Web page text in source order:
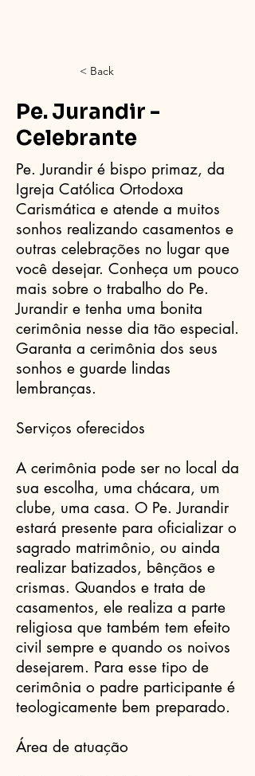
< Back
Pe. Jurandir -
Celebrante
Pe. Jurandir é bispo primaz, da
Igreja Católica Ortodoxa
Carismática e atende a muitos
sonhos realizando casamentos e
outras celebrações no lugar que
você desejar. Conheça um pouco
mais sobre o trabalho do Pe.
Jurandir e tenha uma bonita
cerimônia nesse dia tão especial.
Garanta a cerimônia dos seus
sonhos e guarde lindas
lembranças.
Serviços oferecidos
A cerimônia pode ser no local da
sua escolha, uma chácara, um
clube, uma casa. O Pe. Jurandir
estará presente para oficializar o
sagrado matrimônio, ou ainda
realizar batizados, bênçãos e
crismas. Quandos e trata de
casamentos, ele realiza a parte
religiosa que também tem efeito
civil sempre e quando os noivos
desejarem. Para esse tipo de
cerimônia o padre participante é
teologicamente bem preparado.
Área de atuação